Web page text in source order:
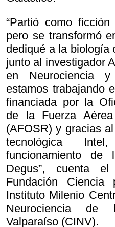
“Partió como
pero se transformó
dediqué a la biología
junto al investigador
en Neurociencia
estamos trabajando
financiada por la
de la Fuerza
(AFOSR) y gracias
tecnológica
funcionamiento
Degus”, cuenta
Fundación
Instituto Milenio
Neurociencia de
Valparaíso (CINV).